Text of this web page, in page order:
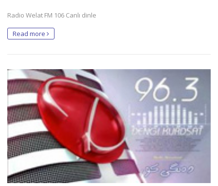
Radio Welat FM 106 Canlı dinle
Read more